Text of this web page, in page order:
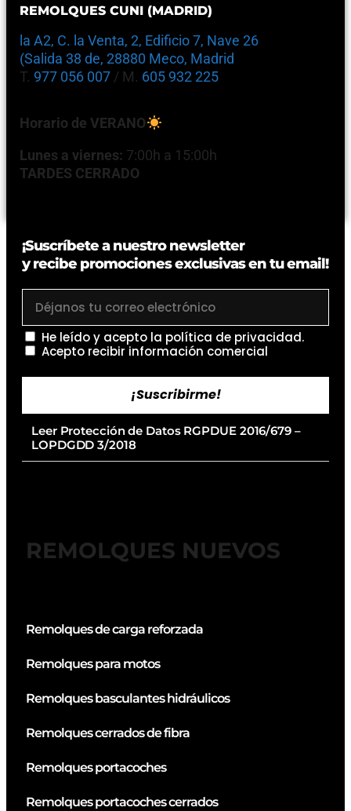
REMOLQUES CUNI (MADRID)
la A2, C. la Venta, 2, Edificio 7, Nave 26
(Salida 38 de, 28880 Meco, Madrid
T. 977 056 007 / M. 605 932 225
Horario de VERANO
Lunes a viernes: 7:00h a 15:00h
TARDES CERRADO
¡Suscríbete a nuestro newsletter
y recibe promociones exclusivas en tu email!
He leído y acepto la política de privacidad.
Acepto recibir información comercial
¡Suscribirme!
Leer Protección de Datos RGPDUE 2016/679 –
LOPDGDD 3/2018
REMOLQUES NUEVOS
Remolques de carga reforzada
Remolques para motos
Remolques basculantes hidráulicos
Remolques cerrados de fibra
Remolques portacoches
Remolques portacoches cerrados